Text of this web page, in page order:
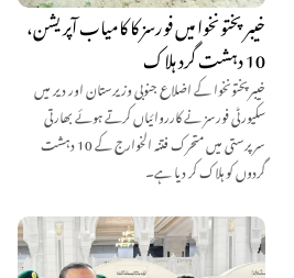
خیبرپختونخوا میں فورسز کا کامیاب آپریشن،
10 دہشت گرد ہلاک
خیبرپختونخوا کے اضلاع جنوبی وزیرستان اور دیر میں
سکیورٹی فورسز نے کارروائیاں کرتے ہوئے بھارتی
سرپرستی میں متحرک فتنہ الخوارج کے 10 دہشت
گردوں کو ہلاک کر دیا ہے۔